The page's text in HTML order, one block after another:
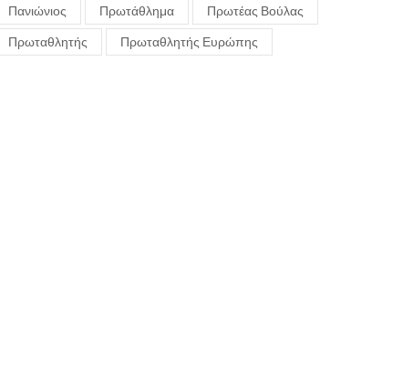
Πανιώνιος Πρωτάθλημα Πρωτέας Βούλας
Πρωταθλητής Πρωταθλητής Ευρώπης